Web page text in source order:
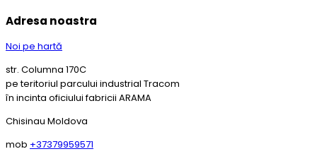
Adresa noastra
Noi pe hartă
str. Columna 170C
pe teritoriul parcului industrial Tracom
în incinta oficiului fabricii ARAMA
Chisinau Moldova
mob +37379959571